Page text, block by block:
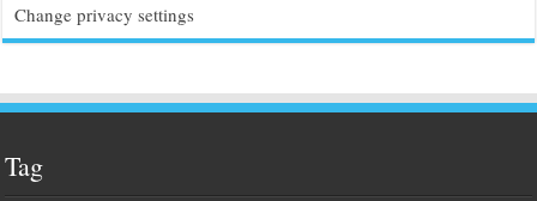
Change privacy settings
Tag